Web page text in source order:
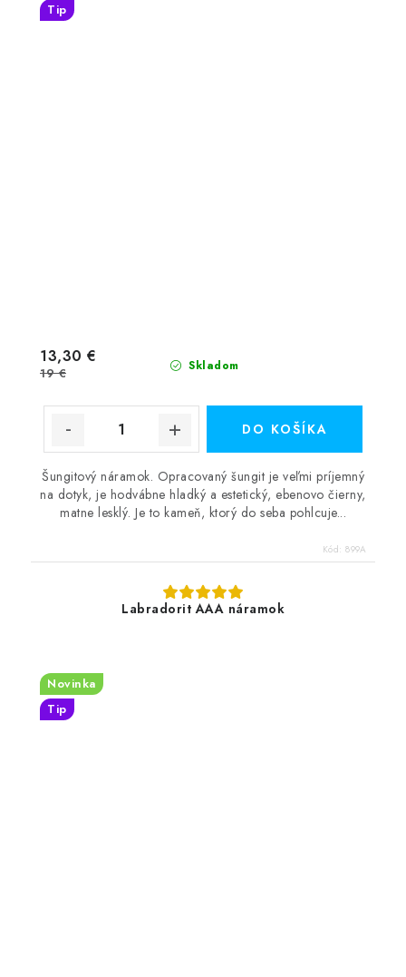
Tip
Skladom
13,30 €
19 €
DO KOŠÍKA
Šungitový náramok. Opracovaný šungit je veľmi príjemný
na dotyk, je hodvábne hladký a estetický, ebenovo čierny,
matne lesklý. Je to kameň, ktorý do seba pohlcuje...
Kód: 899A
Labradorit AAA náramok
Novinka
Tip